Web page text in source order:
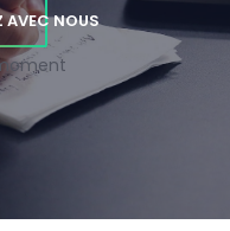
AVEC NOUS